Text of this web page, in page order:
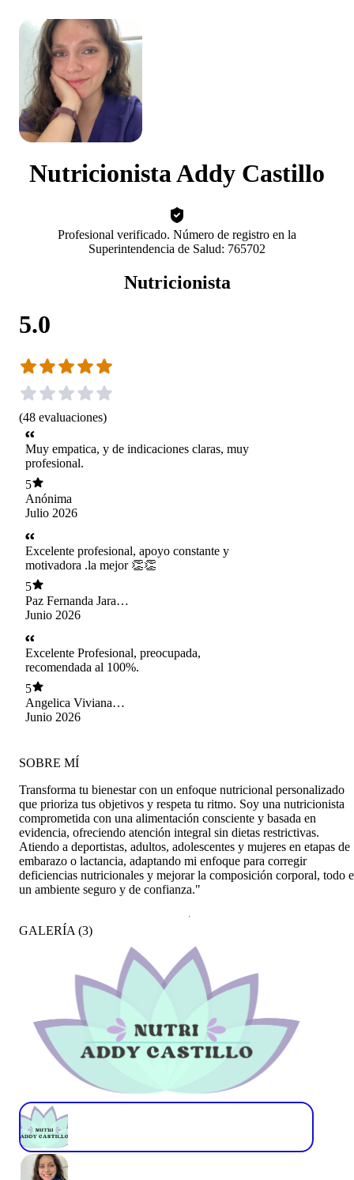
Nutricionista Addy Castillo
Profesional verificado. Número de registro en la
Superintendencia de Salud: 765702
Nutricionista
5.0
(48 evaluaciones)
Muy empatica, y de indicaciones claras, muy
profesional.
5
Anónima
Julio 2026
Excelente profesional, apoyo constante y
motivadora .la mejor 👏👏
5
Paz Fernanda Jara
Leiva
Junio 2026
Excelente Profesional, preocupada,
recomendada al 100%.
5
Angelica Viviana
Gutierrez Esc
Junio 2026
SOBRE MÍ
Transforma tu bienestar con un enfoque nutricional personalizado
que prioriza tus objetivos y respeta tu ritmo. Soy una nutricionista
comprometida con una alimentación consciente y basada en
evidencia, ofreciendo atención integral sin dietas restrictivas.
Atiendo a deportistas, adultos, adolescentes y mujeres en etapas de
embarazo o lactancia, adaptando mi enfoque para corregir
deficiencias nutricionales y mejorar la composición corporal, todo
un ambiente seguro y de confianza."
GALERÍA (3)